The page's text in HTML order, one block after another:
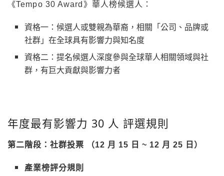
《Tempo 30 Award》華人榜候選人：
資格一：候選人或雙親為華裔，相關「公司、品牌或
社群」在全球具有影響力與知名度
資格二：提名候選人深度參與全球華人相關領域與社
群，有巨大貢獻與影響力者
年度最有影響力 30 人 評選規則
第二階段：社群投票 （12 月 15 日 ~ 12 月 25 日）
產業榜評分規則